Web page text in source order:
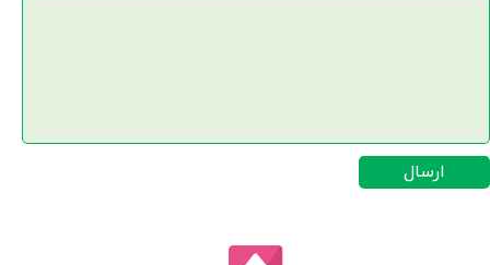
ارسال